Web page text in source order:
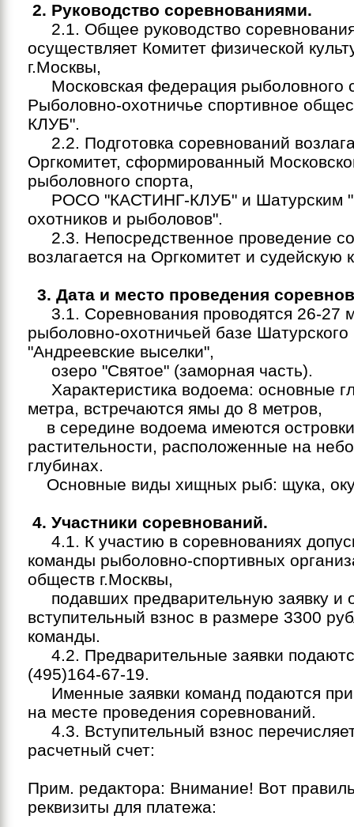
2. Руководство соревнованиями.
2.1. Общее руководство
осуществляет Комитет физической
г.Москвы,
Московская федерация рыболовного
Рыболовно-охотничье спортивное
КЛУБ".
2.2. Подготовка соревнований
Оргкомитет, сформированный
рыболовного спорта,
РОСО "КАСТИНГ-КЛУБ" и Шатурским
охотников и рыболовов".
2.3. Непосредственное проведение
возлагается на Оргкомитет и судейскую
3. Дата и место проведения
3.1. Соревнования проводятся 26-27
рыболовно-охотничьей базе
"Андреевские выселки",
озеро "Святое" (заморная часть).
Характеристика водоема: основные
метра, встречаются ямы до 8 метров,
в середине водоема имеются островки
растительности, расположенные на
глубинах.
Основные виды хищных рыб: щука,
4. Участники соревнований.
4.1. К участию в соревнованиях
команды рыболовно-спортивных
обществ г.Москвы,
подавших предварительную заявку и
вступительный взнос в размере 3300
команды.
4.2. Предварительные заявки
(495)164-67-19.
Именные заявки команд подаются при
на месте проведения соревнований.
4.3. Вступительный взнос
расчетный счет:
Прим. редактора: Внимание! Вот
реквизиты для платежа: